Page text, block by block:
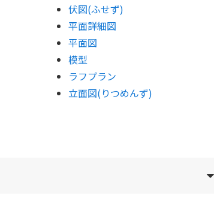
伏図(ふせず)
平面詳細図
平面図
模型
ラフプラン
立面図(りつめんず)